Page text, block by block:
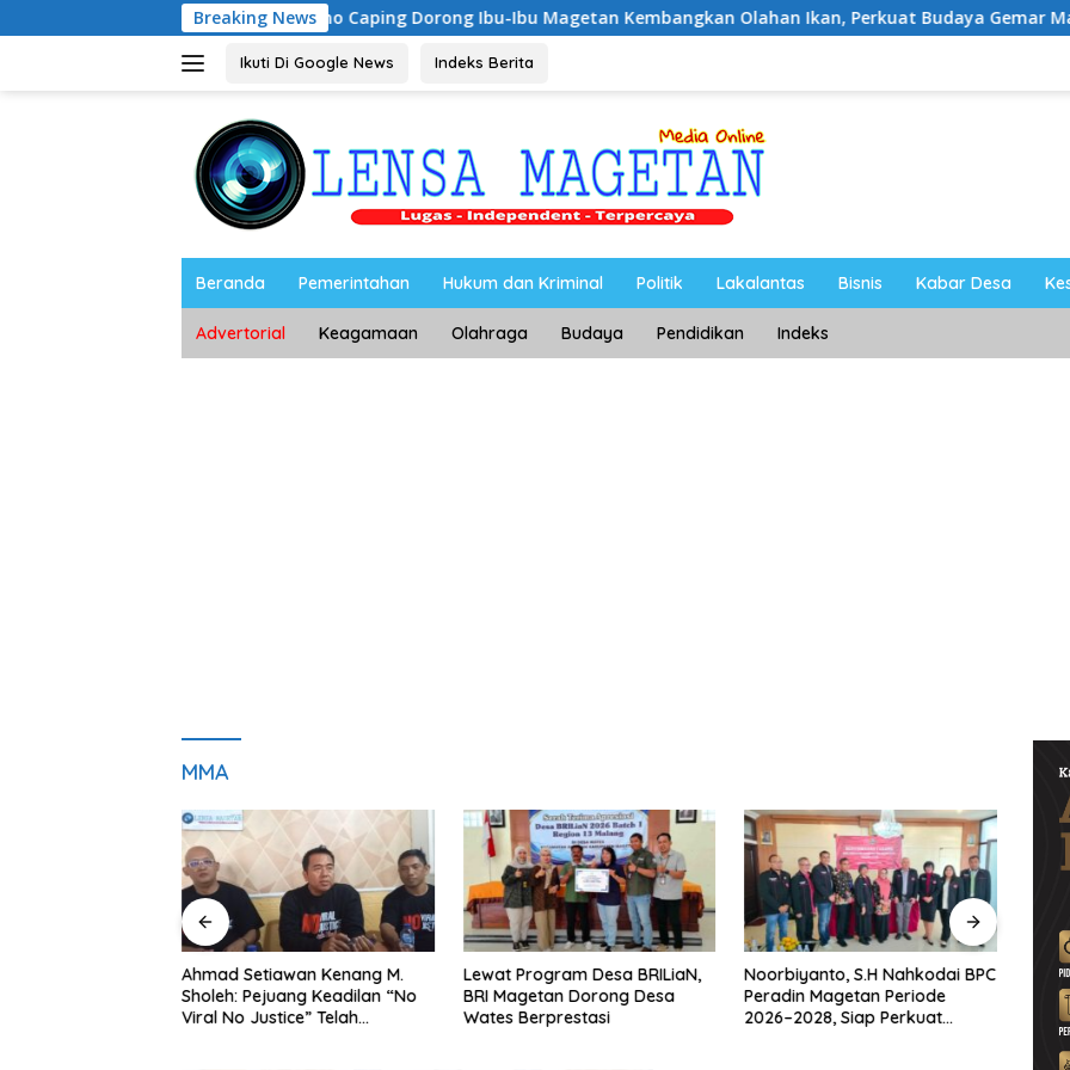
ke
Breaking News
Riyono Caping Dorong Ibu-Ibu Magetan Kembangkan Olahan Ikan, Perkuat Budaya Gemar Makan Ikan
Ikuti Di Google News Indeks Berita
Beranda Pemerintahan Hukum dan Kriminal Politik Lakalantas Bisnis Kabar Desa
Advertorial Keagamaan Olahraga Budaya Pendidikan Indeks
MMA
Ahmad Setiawan Kenang M.
Sholeh: Pejuang Keadilan “No
Viral No Justice” Telah
Lewat Program Desa BRILiaN,
BRI Magetan Dorong Desa
Wates Berprestasi
Noorbiyanto, S.H Nahkodai BPC
Peradin Magetan Periode
2026–2028, Siap Perkuat
di